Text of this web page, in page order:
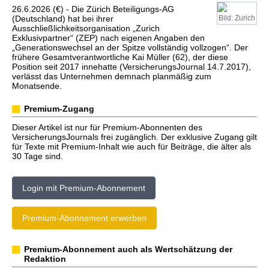
Bild: Zurich
26.6.2026 (€) - Die Zürich Beteiligungs-AG
(Deutschland) hat bei ihrer
Ausschließlichkeitsorganisation „Zurich
Exklusivpartner“ (ZEP) nach eigenen Angaben den
„Generationswechsel an der Spitze vollständig vollzogen“. Der
frühere Gesamtverantwortliche Kai Müller (62), der diese
Position seit 2017 innehatte (VersicherungsJournal 14.7.2017),
verlässt das Unternehmen demnach planmäßig zum
Monatsende.
Premium-Zugang
Dieser Artikel ist nur für Premium-Abonnenten des
VersicherungsJournals frei zugänglich. Der exklusive Zugang gilt
für Texte mit Premium-Inhalt wie auch für Beiträge, die älter als
30 Tage sind.
Login mit Premium-Abonnement
Premium-Abonnement erwerben
Premium-Abonnement auch als Wertschätzung der
Redaktion